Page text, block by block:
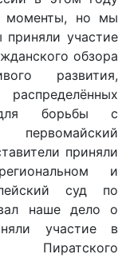
моменты, но мы
участие
обзора
развития,
для борьбы с
приняли
и
суд по
наше дело о
участие в
Пиратского